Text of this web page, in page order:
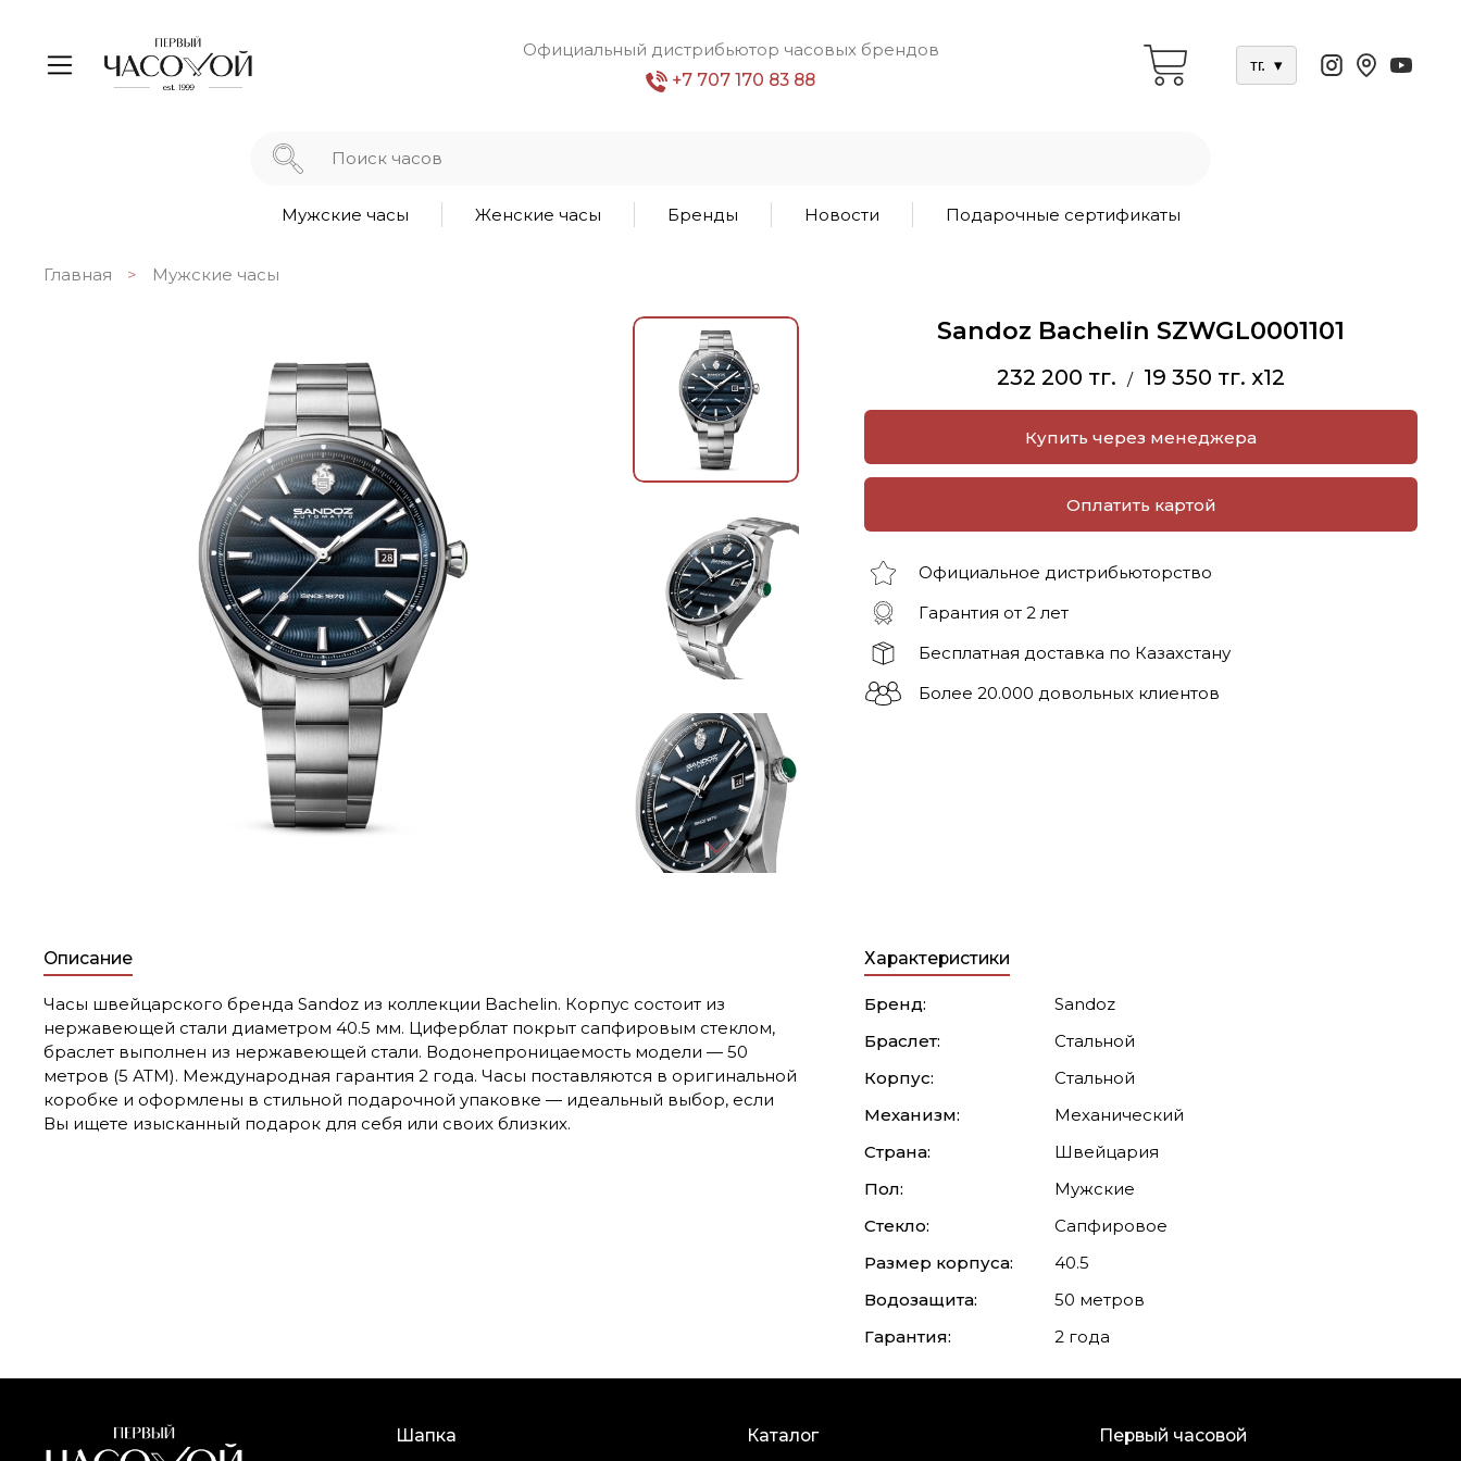
Официальный дистрибьютор часовых брендов
+7 707 170 83 88
тг. ▾
Мужские часы Женские часы Бренды Новости Подарочные сертификаты
Главная Мужские часы
Sandoz Bachelin SZWGL0001101
232 200 тг. / 19 350 тг. x12
Купить через менеджера
Оплатить картой
Официальное дистрибьюторство
Гарантия от 2 лет
Бесплатная доставка по Казахстану
Более 20.000 довольных клиентов
Описание
Часы швейцарского бренда Sandoz из коллекции Bachelin. Корпус состоит из
нержавеющей стали диаметром 40.5 мм. Циферблат покрыт сапфировым стеклом,
браслет выполнен из нержавеющей стали. Водонепроницаемость модели — 50
метров (5 АТМ). Международная гарантия 2 года. Часы поставляются в оригинальной
коробке и оформлены в стильной подарочной упаковке — идеальный выбор, если
Вы ищете изысканный подарок для себя или своих близких.
Характеристики
Бренд:
Sandoz
Браслет:
Стальной
Корпус:
Стальной
Механизм:
Механический
Страна:
Швейцария
Пол:
Мужские
Стекло:
Сапфировое
Размер корпуса:
40.5
Водозащита:
50 метров
Гарантия:
2 года
Шапка Каталог Первый часовой